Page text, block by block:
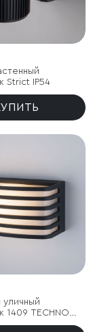
Strict IP54
уличный
1409 TECHNO